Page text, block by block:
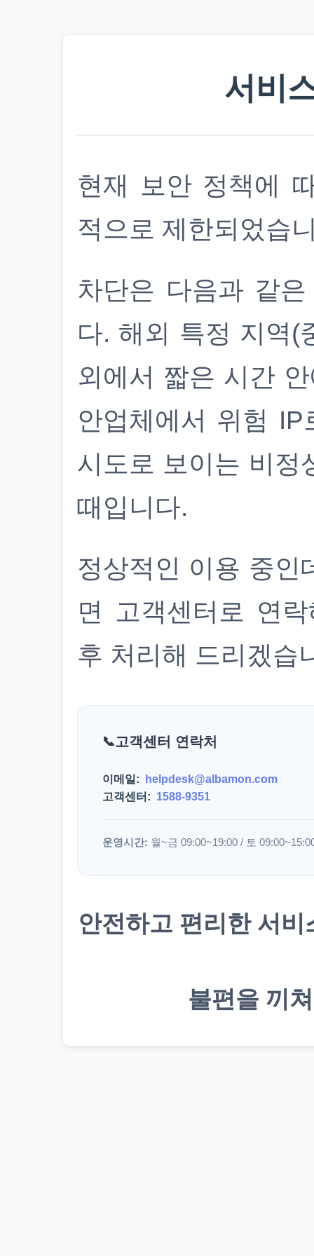
서비
현재 보안 정책에
적으로 제한되었습
차단은 다음과 같
다. 해외 특정 지역(
외에서 짧은 시간
안업체에서 위험
시도로 보이는 비정
때입니다.
정상적인 이용 중인
면 고객센터로 연
후 처리해 드리겠습
고객센터 연락처
이메일:
helpdesk@albamon.com
고객센터: 1588-9351
운영시간: 월~금 09:00~19:00 / 토
안전하고 편리한 서
불편을 끼